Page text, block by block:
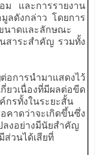
ม และการรายงาน
ลดังกล่าว โดยการ
นาดและลักษณะ
สาระสำคัญ รวมทั้ง
อการนำมาแสดงไว้
วเนื่องที่มีผลต่อขีด
กรทั้งในระยะสั้น
าดว่าจะเกิดขึ้นซึ่ง
ลงอย่างมีนัยสำคัญ
วนได้เสียที่